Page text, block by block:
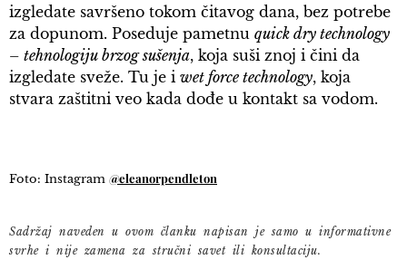
izgledate savršeno tokom čitavog dana, bez potrebe
za dopunom. Poseduje pametnu quick dry technology
– tehnologiju brzog sušenja, koja suši znoj i čini da
izgledate sveže. Tu je i wet force technology, koja
stvara zaštitni veo kada dođe u kontakt sa vodom.
Foto: Instagram @eleanorpendleton
Sadržaj naveden u ovom članku napisan je samo u informativne
svrhe i nije zamena za stručni savet ili konsultaciju.